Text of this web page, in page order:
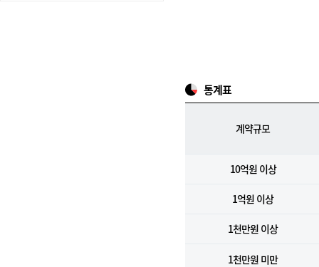
통계표
계약규모
10억원 이상
1억원 이상
1천만원 이상
1천만원 미만